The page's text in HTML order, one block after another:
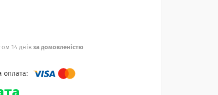
14 днів за домовленістю